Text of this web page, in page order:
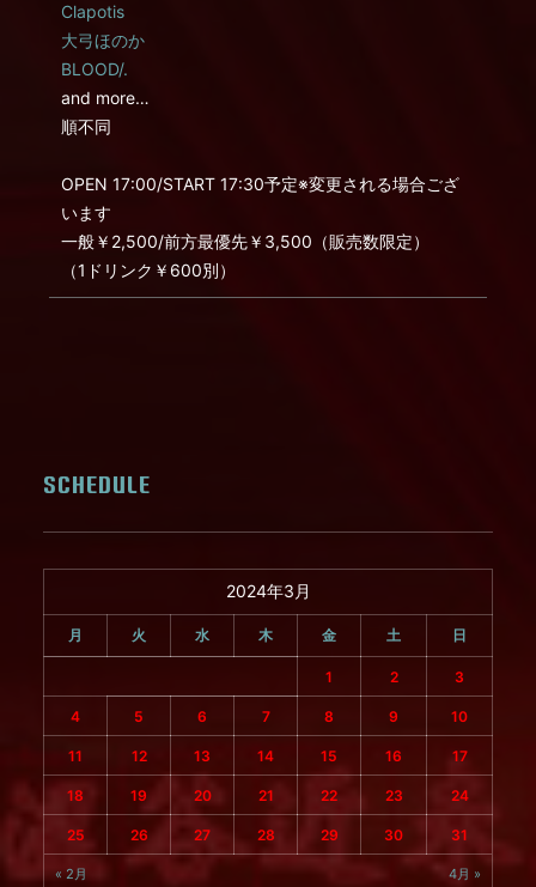
Clapotis
大弓ほのか
BLOOD/.
and more…
順不同
OPEN 17:00/START 17:30予定※変更される場合ござ
います
一般￥2,500/前方最優先￥3,500（販売数限定）
（1ドリンク￥600別）
SCHEDULE
2024年3月
月 火 水 木 金 土 日
1 2 3
4 5 6 7 8 9 10
11 12 13 14 15 16 17
18 19 20 21 22 23 24
25 26 27 28 29 30 31
« 2月 4月 »